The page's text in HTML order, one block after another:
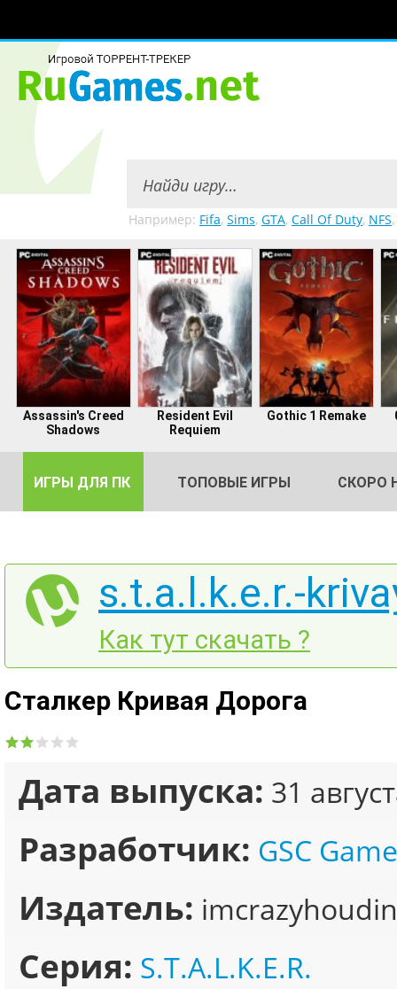
Например: Fifa, Sims, GTA, Call Of Duty, NFS,
Assassin's Creed
Shadows
Resident Evil
Requiem
Gothic 1 Remake
ИГРЫ ДЛЯ ПК ТОПОВЫЕ ИГРЫ СКОРО
s.t.a.l.k.e.r.-
Как тут скачать ?
Сталкер Кривая Дорога
Дата выпуска: 31
Разработчик: GSC
Издатель:
Серия: S.T.A.L.K.E.R.